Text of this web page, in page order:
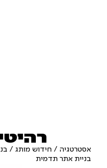
אסטרטגיה / חידוש מותג /
בניית אתר תדמית